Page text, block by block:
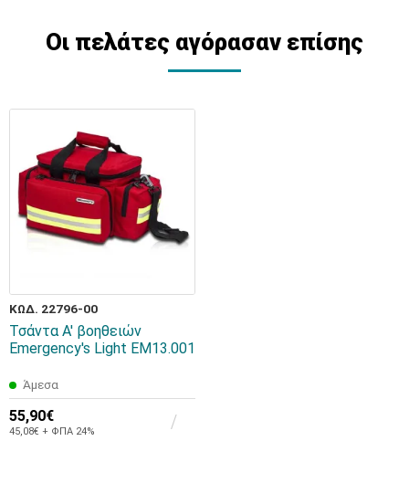
Οι πελάτες αγόρασαν επίσης
ΚΩΔ. 22796-00
Τσάντα Α' βοηθειών
Emergency's Light EM13.001
Άμεσα
55,90€
45,08€ + ΦΠΑ 24%